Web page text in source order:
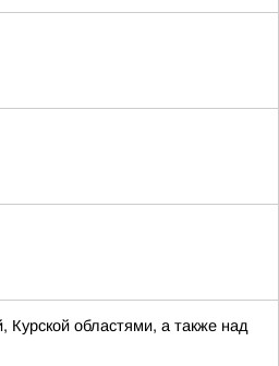
Курской областями, а также над